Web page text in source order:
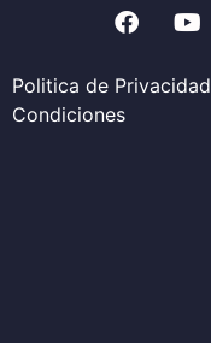
Politica de Privacidad
Condiciones